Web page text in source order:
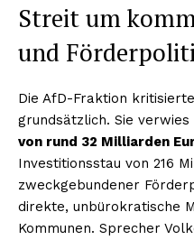
Streit um
und
Die AfD-Fraktion
grundsätzlich. Sie verwies
von rund 32 Milliarden
Investitionsstau von 216
zweckgebundener
direkte, unbürokratische
Kommunen. Sprecher